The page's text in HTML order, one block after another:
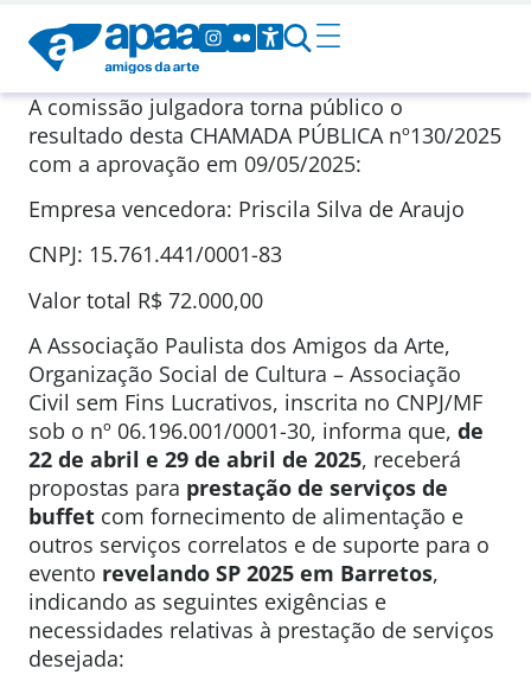
A comissão julgadora torna público o
resultado desta CHAMADA PÚBLICA nº130/2025
com a aprovação em 09/05/2025:
Empresa vencedora: Priscila Silva de Araujo
CNPJ: 15.761.441/0001-83
Valor total R$ 72.000,00
A Associação Paulista dos Amigos da Arte,
Organização Social de Cultura – Associação
Civil sem Fins Lucrativos, inscrita no CNPJ/MF
sob o nº 06.196.001/0001-30, informa que, de
22 de abril e 29 de abril de 2025, receberá
propostas para prestação de serviços de
buffet com fornecimento de alimentação e
outros serviços correlatos e de suporte para o
evento revelando SP 2025 em Barretos,
indicando as seguintes exigências e
necessidades relativas à prestação de serviços
desejada: